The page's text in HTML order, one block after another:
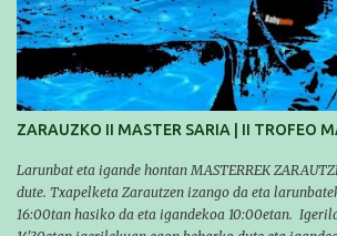
trabajando para que cada uno consiga sus objetivos
ZARAUZKO II MASTER SARIA | II TROFEO
Larunbat eta igande hontan MASTERREK
dute. Txapelketa Zarautzen izango da eta
16:00tan hasiko da eta igandekoa 10:00etan.